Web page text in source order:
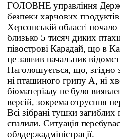
ГОЛОВНЕ управління
безпеки харчових
Херсонській області почало
близько 5 тисяч диких
півострові Карадай, що в
це заявив начальник
Наголошується, що, згідно
ні пташиного грипу А, ні
біоматеріалу не було
версій, зокрема отруєння
Всі зібрані тушки
спалили. Ситуація
облдержадміністрації.